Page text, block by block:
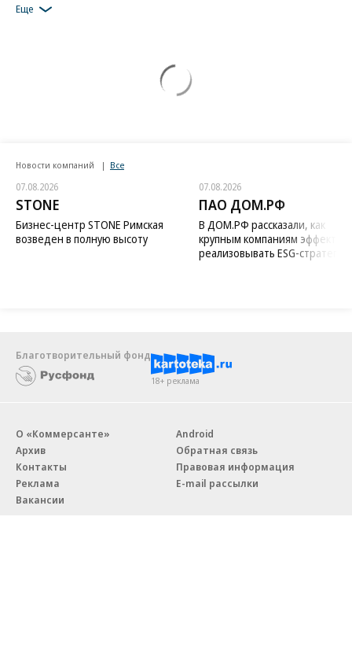
Еще
Новости компаний Все
07.08.2026
STONE
Бизнес-центр STONE Римская
возведен в полную высоту
07.08.2026
ПАО ДОМ.РФ
В ДОМ.РФ рассказали, как
крупным компаниям
реализовывать ESG-стратегию
Благотворительный фонд
18+ реклама
О «Коммерсанте»
Архив
Контакты
Реклама
Вакансии
Android
Обратная связь
Правовая информация
E-mail рассылки